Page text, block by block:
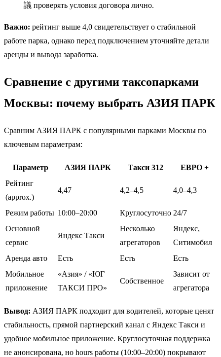
議 проверять условия договора лично.
Важно: рейтинг выше 4,0 свидетельствует о стабильной
работе парка, однако перед подключением уточняйте детали
аренды и вывода заработка.
Сравнение с другими таксопарками
Москвы: почему выбрать АЗИЯ ПАРК
Сравним АЗИЯ ПАРК с популярными парками Москвы по
ключевым параметрам:
Параметр АЗИЯ ПАРК Такси 312
ЕВРО +
Рейтинг
(approx.)
4,47 4,2–4,5 4,0–4,3
Режим работы 10:00–20:00 Круглосуточно 24/7
Основной
сервис
Яндекс Такси
Несколько
агрегаторов
Яндекс,
Ситимобил
Аренда авто
Есть Есть
Есть
Мобильное
приложение
«Азия» / «ЮГ
ТАКСИ ПРО»
Собственное
Зависит от
агрегатора
Вывод: АЗИЯ ПАРК подходит для водителей, которые ценят
стабильность, прямой партнерский канал с Яндекс Такси и
удобное мобильное приложение. Круглосуточная поддержка
не анонсирована, но hours работы (10:00–20:00) покрывают